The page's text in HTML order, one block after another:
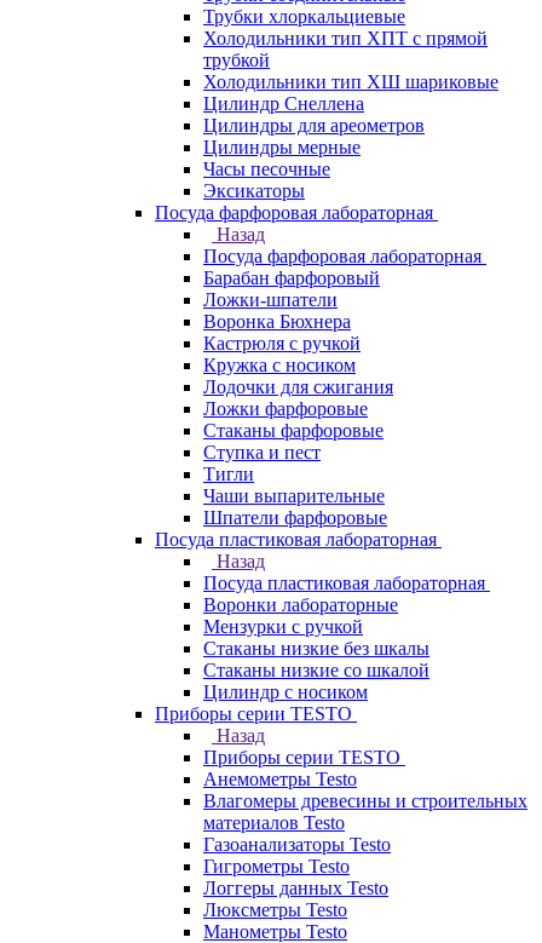
Трубки хлоркальциевые
Холодильники тип ХПТ с прямой
трубкой
Холодильники тип ХШ шариковые
Цилиндр Снеллена
Цилиндры для ареометров
Цилиндры мерные
Часы песочные
Эксикаторы
Посуда фарфоровая лабораторная
Назад
Посуда фарфоровая лабораторная
Барабан фарфоровый
Ложки-шпатели
Воронка Бюхнера
Кастрюля с ручкой
Кружка с носиком
Лодочки для сжигания
Ложки фарфоровые
Стаканы фарфоровые
Ступка и пест
Тигли
Чаши выпарительные
Шпатели фарфоровые
Посуда пластиковая лабораторная
Назад
Посуда пластиковая лабораторная
Воронки лабораторные
Мензурки с ручкой
Стаканы низкие без шкалы
Стаканы низкие со шкалой
Цилиндр с носиком
Приборы серии TESTO
Назад
Приборы серии TESTO
Анемометры Testo
Влагомеры древесины и строительных
материалов Testo
Газоанализаторы Testo
Гигрометры Testo
Логгеры данных Testo
Люксметры Testo
Манометры Testo